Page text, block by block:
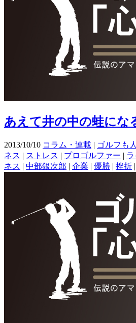
あえて井の中の蛙にな
2013/10/10 コラム・連載 | ゴルフも
ネス | ストレス | プロゴルファー |
ネス | 中部銀次郎 | 企業 | 優勝 | 挫折 |